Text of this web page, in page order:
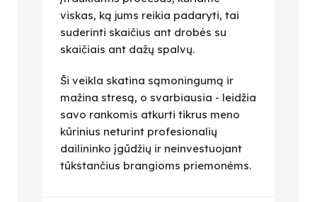
viskas, ką jums reikia padaryti, tai
suderinti skaičius ant drobės su
skaičiais ant dažų spalvų.
Ši veikla skatina sąmoningumą ir
mažina stresą, o svarbiausia - leidžia
savo rankomis atkurti tikrus meno
kūrinius neturint profesionalių
dailininko įgūdžių ir neinvestuojant
tūkstančius brangioms priemonėms.